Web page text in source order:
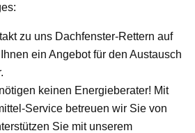
zu uns Dachfenster-Rettern auf
ein Angebot für den Austausch
keinen Energieberater! Mit
Service betreuen wir Sie von
Sie mit unserem